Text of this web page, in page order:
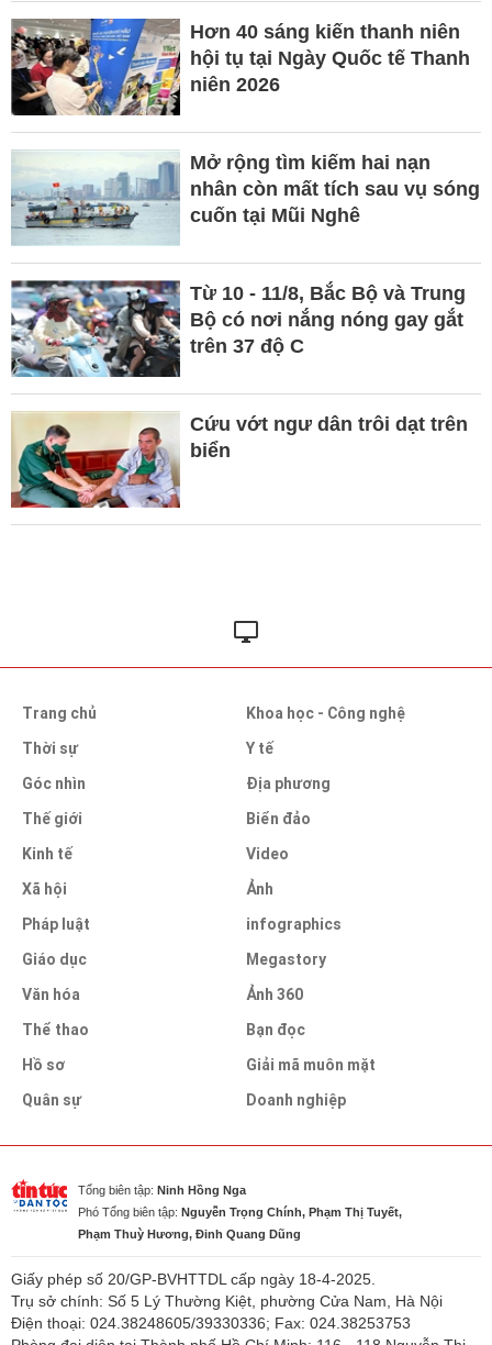
Hơn 40 sáng kiến thanh niên
hội tụ tại Ngày Quốc tế Thanh
niên 2026
Mở rộng tìm kiếm hai nạn
nhân còn mất tích sau vụ sóng
cuốn tại Mũi Nghê
Từ 10 - 11/8, Bắc Bộ và Trung
Bộ có nơi nắng nóng gay gắt
trên 37 độ C
Cứu vớt ngư dân trôi dạt trên
biển
Trang chủ
Thời sự
Góc nhìn
Thế giới
Kinh tế
Xã hội
Pháp luật
Giáo dục
Văn hóa
Thể thao
Hồ sơ
Quân sự
Khoa học - Công nghệ
Y tế
Địa phương
Biển đảo
Video
Ảnh
infographics
Megastory
Ảnh 360
Bạn đọc
Giải mã muôn mặt
Doanh nghiệp
Tổng biên tập: Ninh Hồng Nga
Phó Tổng biên tập: Nguyễn Trọng Chính, Phạm Thị Tuyết,
Phạm Thuỳ Hương, Đinh Quang Dũng
Giấy phép số 20/GP-BVHTTDL cấp ngày 18-4-2025.
Trụ sở chính: Số 5 Lý Thường Kiệt, phường Cửa Nam, Hà Nội
Điện thoại: 024.38248605/39330336; Fax: 024.38253753